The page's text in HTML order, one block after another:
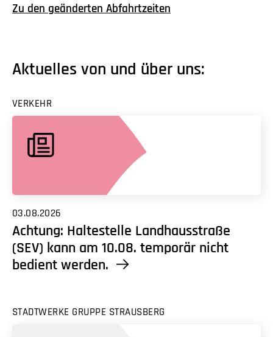
Zu den geänderten Abfahrtzeiten
Aktuelles von und über uns:
VERKEHR
03.08.2026
Achtung: Haltestelle Landhausstraße
(SEV) kann am 10.08. temporär nicht
bedient werden.
STADTWERKE GRUPPE STRAUSBERG